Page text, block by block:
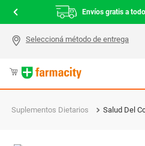
Envíos gratis a
Suplementos Dietarios Salud Del